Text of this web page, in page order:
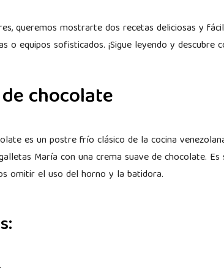
queremos mostrarte dos recetas deliciosas y
o equipos sofisticados. ¡Sigue leyendo y descubre
chocolate
es un postre frío clásico de la cocina
María con una crema suave de chocolate.
omitir el uso del horno y la batidora.